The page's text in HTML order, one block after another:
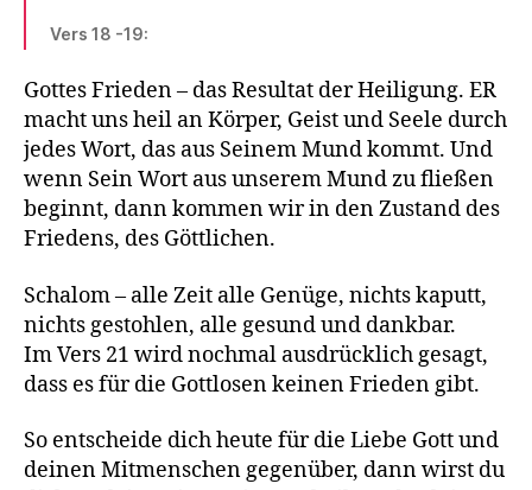
Vers 18 -19:
Gottes Frieden – das Resultat der Heiligung. ER
macht uns heil an Körper, Geist und Seele durch
jedes Wort, das aus Seinem Mund kommt. Und
wenn Sein Wort aus unserem Mund zu fließen
beginnt, dann kommen wir in den Zustand des
Friedens, des Göttlichen.
Schalom – alle Zeit alle Genüge, nichts kaputt,
nichts gestohlen, alle gesund und dankbar.
Im Vers 21 wird nochmal ausdrücklich gesagt,
dass es für die Gottlosen keinen Frieden gibt.
So entscheide dich heute für die Liebe Gott und
deinen Mitmenschen gegenüber, dann wirst du